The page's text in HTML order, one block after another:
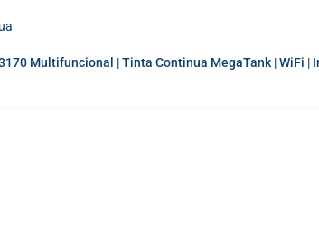
Multifuncional | Tinta Continua MegaTank | WiFi |